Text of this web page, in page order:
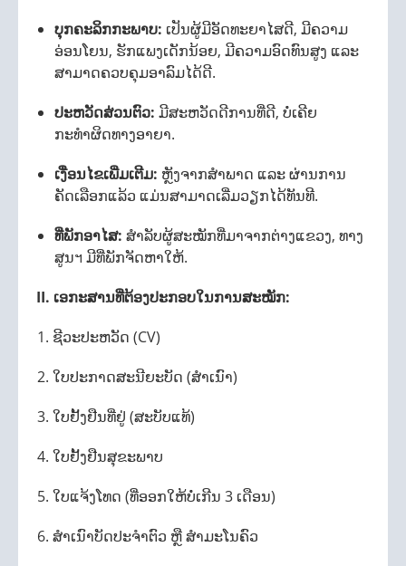
ບຸກຄະລິກກະພາບ: ເປັນຜູ້ມີອັດທະຍາໄສດີ, ມີຄວາມ
ອ່ອນໂຍນ, ຮັກແພງເດັກນ້ອຍ, ມີຄວາມອົດທົນສູງ ແລະ
ສາມາດຄວບຄຸມອາລົມໄດ້ດີ.
ປະຫວັດສ່ວນຕົວ: ມີສະຫວັດດີການທີ່ດີ, ບໍ່ເຄີຍ
ກະທຳຜິດທາງອາຍາ.
ເງື່ອນໄຂເພີ່ມເຕີມ: ຫຼັງຈາກສຳພາດ ແລະ ຜ່ານການ
ຄັດເລືອກແລ້ວ ແມ່ນສາມາດເລີ່ມວຽກໄດ້ທັນທີ.
ທີ່ພັກອາໄສ: ສຳລັບຜູ້ສະໝັກທີ່ມາຈາກຕ່າງແຂວງ, ທາງ
ສູນฯ ມີທີ່ພັກຈັດຫາໃຫ້.
II. ເອກະສານທີ່ຕ້ອງປະກອບໃນການສະໝັກ:
ຊີວະປະຫວັດ (CV)
ໃບປະກາດສະນີຍະບັດ (ສຳເນົາ)
ໃບຢັ້ງຢືນທີ່ຢູ່ (ສະບັບແທ້)
ໃບຢັ້ງຢືນສຸຂະພາບ
ໃບແຈ້ງໂທດ (ທີ່ອອກໃຫ້ບໍ່ເກີນ 3 ເດືອນ)
ສຳເນົາບັດປະຈຳຕົວ ຫຼື ສຳມະໂນຄົວ